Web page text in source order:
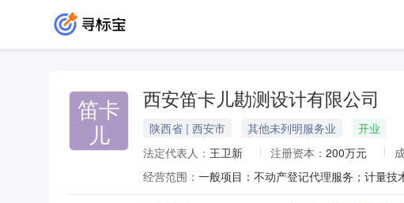
笛卡
儿
西安笛卡儿勘测设计有限公司
陕西省 | 西安市 其他未列明服务业
开业
法定代表人： 王卫新 注册资本： 200万元
经营范围：